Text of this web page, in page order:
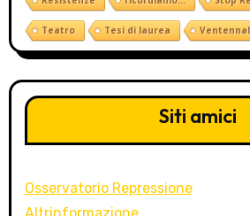
Teatro Tesi di laurea
Siti amici
Osservatorio Repressione